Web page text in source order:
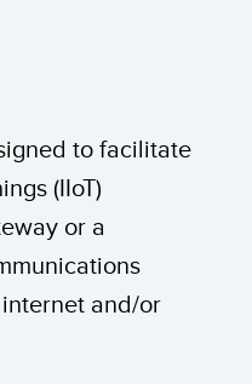
센서 to facilitate
(IIoT)
or a
and/or